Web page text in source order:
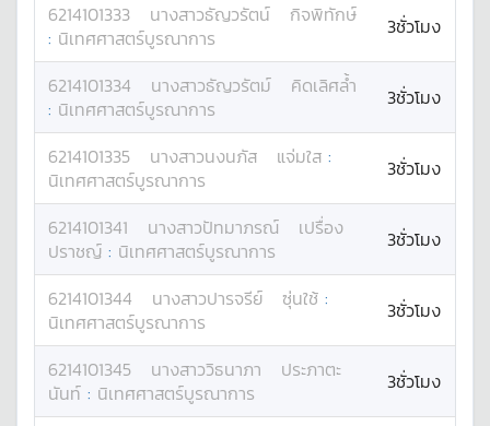
6214101333 นางสาวธัญวรัตน์
กิจพิทักษ์
: นิเทศศาสตร์บูรณาการ 3ชั่วโมง
6214101334 นางสาวธัญวรัตม์
คิดเลิศล้ำ
: นิเทศศาสตร์บูรณาการ 3ชั่วโมง
6214101335 นางสาวนงนภัส แจ่มใส :
นิเทศศาสตร์บูรณาการ
3ชั่วโมง
6214101341 นางสาวปัทมาภรณ์
เปรื่อง
ปราชญ์ : นิเทศศาสตร์บูรณาการ 3ชั่วโมง
6214101344 นางสาวปารจรีย์ ซุ่นใช้ :
นิเทศศาสตร์บูรณาการ
3ชั่วโมง
6214101345 นางสาววิธนาภา
ประภาตะ
นันท์ : นิเทศศาสตร์บูรณาการ 3ชั่วโมง